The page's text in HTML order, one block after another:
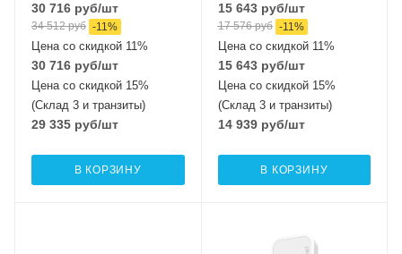
30 716 руб/шт
34 512руб -11%
Цена со скидкой 11%
30 716 руб/шт
Цена со скидкой 15%
(Склад 3 и транзиты)
29 335 руб/шт
В КОРЗИНУ
15 643руб/шт
17 576руб -11%
Цена со скидкой 11%
15 643руб/шт
Цена со скидкой 15%
(Склад 3 и транзиты)
14 939руб/шт
В КОРЗИНУ